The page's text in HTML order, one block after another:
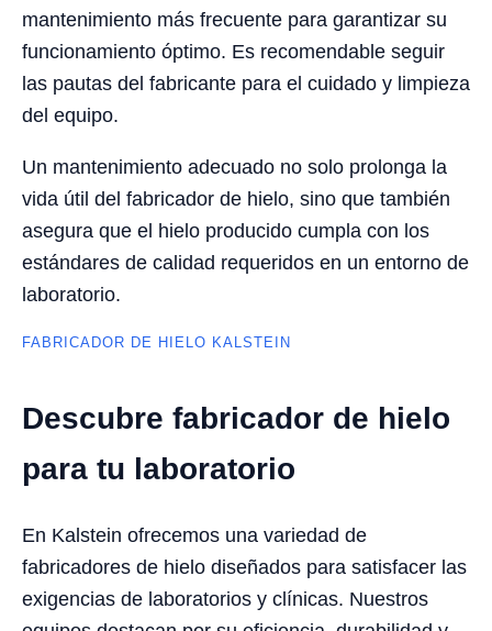
mantenimiento más frecuente para garantizar su
funcionamiento óptimo. Es recomendable seguir
las pautas del fabricante para el cuidado y limpieza
del equipo.
Un mantenimiento adecuado no solo prolonga la
vida útil del fabricador de hielo, sino que también
asegura que el hielo producido cumpla con los
estándares de calidad requeridos en un entorno de
laboratorio.
FABRICADOR DE HIELO KALSTEIN
Descubre fabricador de hielo
para tu laboratorio
En Kalstein ofrecemos una variedad de
fabricadores de hielo diseñados para satisfacer las
exigencias de laboratorios y clínicas. Nuestros